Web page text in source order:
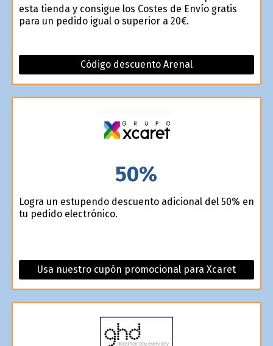
esta tienda y consigue los Costes de Envío gratis
para un pedido igual o superior a 20€.
Código descuento Arenal
50%
Logra un estupendo descuento adicional del 50% en
tu pedido electrónico.
Usa nuestro cupón promocional para Xcaret